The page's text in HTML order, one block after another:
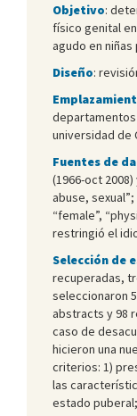
Objetivo:
físico genital
agudo en
Diseño:
universidad de
Fuentes de
(1966-oct
abuse,
“female”,
restringió el
Selección de
recuperadas,
seleccionaron
abstracts y 98
caso de
hicieron una
criterios: 1)
las
estado